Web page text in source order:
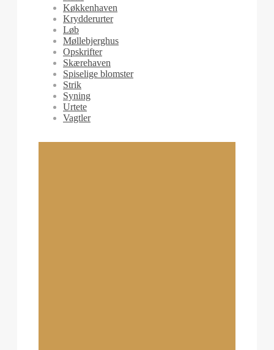
Køkkenhaven
Krydderurter
Løb
Møllebjerghus
Opskrifter
Skærehaven
Spiselige blomster
Strik
Syning
Urtete
Vagtler